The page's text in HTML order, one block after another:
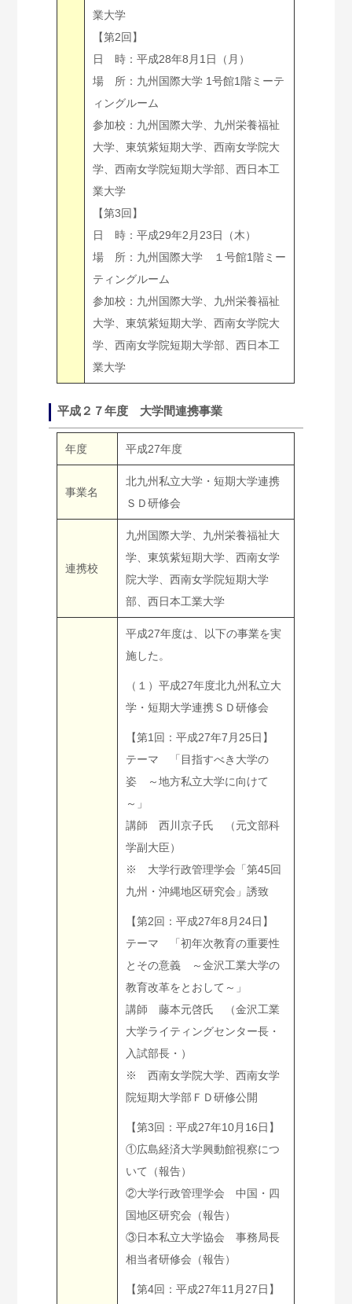
業大学
【第2回】
日 時：平成28年8月1日（月）
場 所：九州国際大学 1号館1階ミーテ
ィングルーム
参加校：九州国際大学、九州栄養福祉
大学、東筑紫短期大学、西南女学院大
学、西南女学院短期大学部、西日本工
業大学
【第3回】
日 時：平成29年2月23日（木）
場 所：九州国際大学 １号館1階ミー
ティングルーム
参加校：九州国際大学、九州栄養福祉
大学、東筑紫短期大学、西南女学院大
学、西南女学院短期大学部、西日本工
業大学
平成２７年度 大学間連携事業
年度 平成27年度
事業名
北九州私立大学・短期大学連携
ＳＤ研修会
連携校
九州国際大学、九州栄養福祉大
学、東筑紫短期大学、西南女学
院大学、西南女学院短期大学
部、西日本工業大学
平成27年度は、以下の事業を実
施した。
（１）平成27年度北九州私立大
学・短期大学連携ＳＤ研修会
【第1回：平成27年7月25日】
テーマ 「目指すべき大学の
姿 ～地方私立大学に向けて
～」
講師 西川京子氏 （元文部科
学副大臣）
※ 大学行政管理学会「第45回
九州・沖縄地区研究会」誘致
【第2回：平成27年8月24日】
テーマ 「初年次教育の重要性
とその意義 ～金沢工業大学の
教育改革をとおして～」
講師 藤本元啓氏 （金沢工業
大学ライティングセンター長・
入試部長・）
※ 西南女学院大学、西南女学
院短期大学部ＦＤ研修公開
【第3回：平成27年10月16日】
①広島経済大学興動館視察につ
いて（報告）
②大学行政管理学会 中国・四
国地区研究会（報告）
③日本私立大学協会 事務局長
相当者研修会（報告）
【第4回：平成27年11月27日】